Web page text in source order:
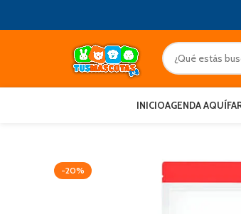
INICIOAGENDA AQUÍ
-20%